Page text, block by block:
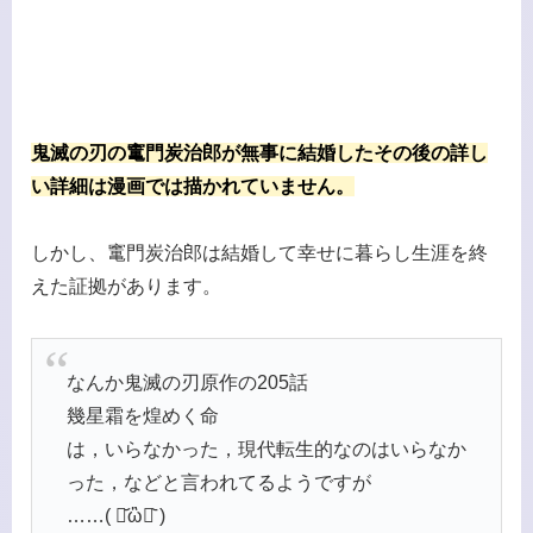
鬼滅の刃の竃門炭治郎が無事に結婚したその後の詳し
い詳細は漫画では描かれていません。
しかし、竃門炭治郎は結婚して幸せに暮らし生涯を終
えた証拠があります。
なんか鬼滅の刃原作の205話
幾星霜を煌めく命
は，いらなかった，現代転生的なのはいらなか
った，などと言われてるようですが
……( ･᷄ὢ･᷅ )